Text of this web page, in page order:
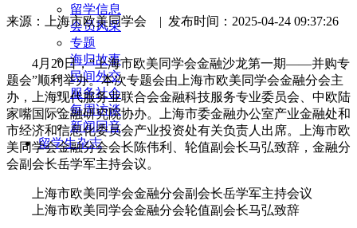
留学信息
会员风采
专题
海归故事
民间外交
服务社会
每周访谈
新闻回音
留学生杂志
来源：上海市欧美同学会 | 发布时间：2025-04-24 09:37:26
4月20日，“上海市欧美同学会金融沙龙第一期——并购专
题会”顺利举办。本次专题会由上海市欧美同学会金融分会主
办，上海现代服务业联合会金融科技服务专业委员会、中欧陆
家嘴国际金融研究院协办。上海市委金融办公室产业金融处和
市经济和信息化委员会产业投资处有关负责人出席。上海市欧
美同学会金融分会会长陈伟利、轮值副会长马弘致辞，金融分
会副会长岳学军主持会议。
上海市欧美同学会金融分会副会长岳学军主持会议
上海市欧美同学会金融分会轮值副会长马弘致辞